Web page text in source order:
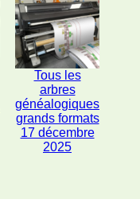
Tous les
arbres
généalogiques
grands formats
17 décembre
2025